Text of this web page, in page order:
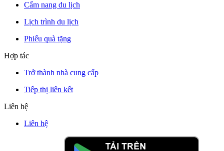
Cẩm nang du lịch
Lịch trình du lịch
Phiếu quà tặng
Hợp tác
Trở thành nhà cung cấp
Tiếp thị liên kết
Liên hệ
Liên hệ